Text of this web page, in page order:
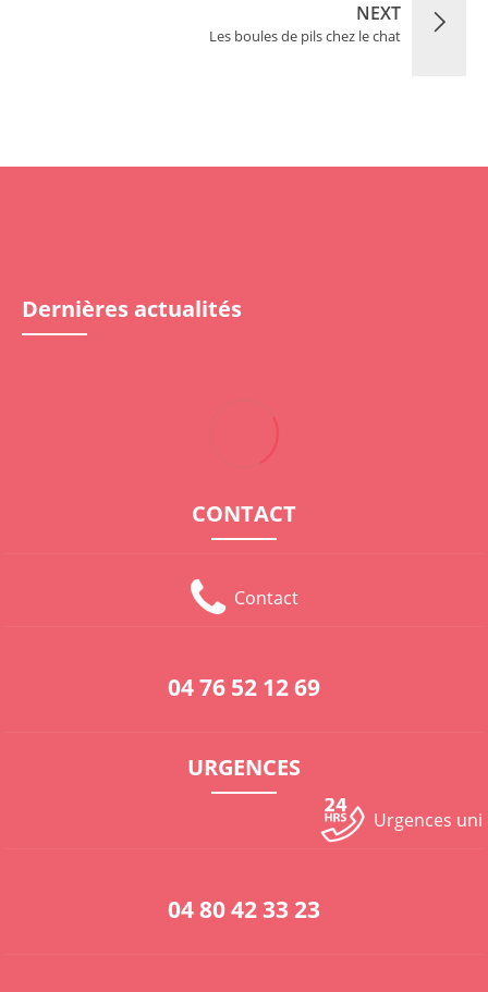
NEXT
Les boules de pils chez le chat
Dernières actualités
CONTACT
Contact
04 76 52 12 69
URGENCES
Urgences
04 80 42 33 23